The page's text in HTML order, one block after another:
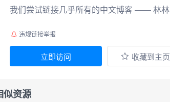
我们尝试链接几乎所有的中文博客 —— 林林
违规链接举报
立即访问 收藏到主页
似资源